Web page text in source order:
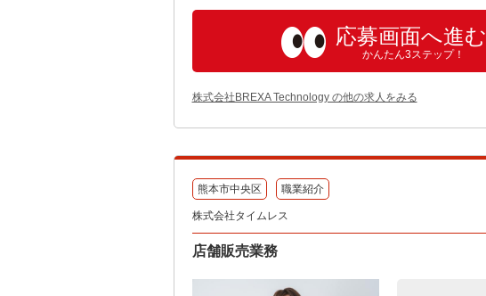
応募画面へ進む
かんたん3ステップ！
株式会社BREXA Technology の他の求人をみる
熊本市中央区 職業紹介
株式会社タイムレス
店舗販売業務